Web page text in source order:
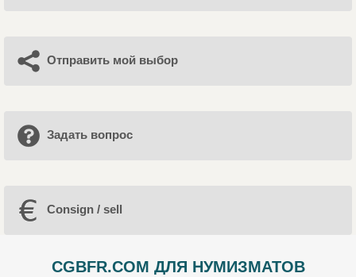
Отправить мой выбор
Задать вопрос
Consign / sell
CGBFR.COM ДЛЯ НУМИЗМАТОВ